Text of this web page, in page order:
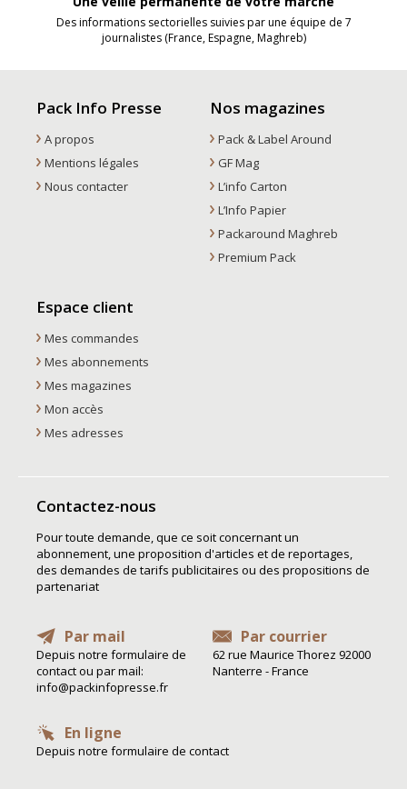
Des informations sectorielles suivies par une équipe de 7
journalistes (France, Espagne, Maghreb)
Pack Info Presse
A propos
Mentions légales
Nous contacter
Nos magazines
Pack & Label Around
GF Mag
L’info Carton
L’Info Papier
Packaround Maghreb
Premium Pack
Espace client
Mes commandes
Mes abonnements
Mes magazines
Mon accès
Mes adresses
Contactez-nous
Pour toute demande, que ce soit concernant un
abonnement, une proposition d'articles et de reportages,
des demandes de tarifs publicitaires ou des propositions de
partenariat
Par mail
Depuis notre formulaire de
contact ou par mail:
info@packinfopresse.fr
Par courrier
62 rue Maurice Thorez 92000
Nanterre - France
En ligne
Depuis notre formulaire de contact